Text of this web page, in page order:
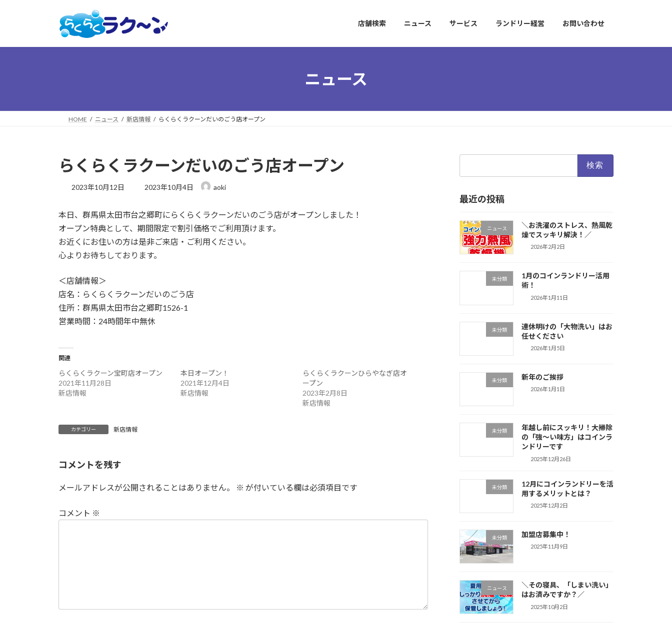
プ
動
店舗検索 ニュース サービス ランドリー経営 お問い合わせ
ニュース
HOME ニュース 新店情報 らくらくラクーンだいのごう店オープン
らくらくラクーンだいのごう店オープン
2023年10月12日
最
新
日
:
2023年10月4日 aoki
本日、群馬県太田市台之郷町にらくらくラクーンだいのごう店がオープンしました！
オープン特典として、期間限定で割引価格でご利用頂けます。
お近くにお住いの方は是非ご来店・ご利用ください。
心よりお待ちしております。
＜店舗情報＞
店名：らくらくラクーンだいのごう店
住所：群馬県太田市台之郷町1526-1
営業時間：24時間年中無休
関連
らくらくラクーン宝町店オープン
2021年11月28日
新店情報
本日オープン！
2021年12月4日
新店情報
らくらくラクーンひらやなぎ店オ
ープン
2023年2月8日
新店情報
カテゴリー 新店情報
コメントを残す
メールアドレスが公開されることはありません。 ※ が付いている欄は必須項目です
コメント ※
最近の投稿
ニュース
＼お洗濯のストレス、熱風乾
燥でスッキリ解決！／
2026年2月2日
未分類
1月のコインランドリー活用
術！
2026年1月11日
未分類
連休明けの「大物洗い」はお
任せください
2026年1月5日
未分類 新年のご挨拶
2026年1月1日
未分類
年越し前にスッキリ！大掃除
の「強～い味方」はコインラ
ンドリーです
2025年12月26日
未分類
12月にコインランドリーを活
用するメリットとは？
2025年12月2日
未分類 加盟店募集中！
2025年11月9日
ニュース
＼その寝具、「しまい洗い」
はお済みですか？／
2025年10月2日